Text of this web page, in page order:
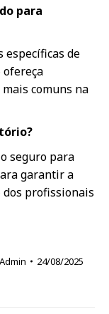
para
específicas de
ofereça
comuns na
seguro para
garantir a
profissionais
Admin 24/08/2025